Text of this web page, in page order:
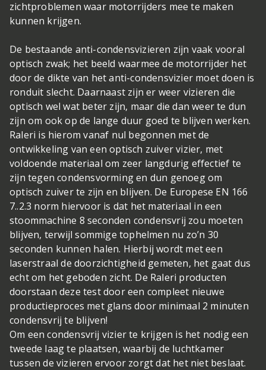
zichtproblemen waar motorrijders mee te maken
kunnen krijgen.
De bestaande anti-condensvizieren zijn vaak vooral
optisch zwak; het beeld waarmee de motorrijder het
door de dikte van het anti-condensvizier moet doen is
ronduit slecht. Daarnaast zijn er weer vizieren die
optisch wel wat beter zijn, maar die dan weer te dun
zijn om ook op de lange duur goed te blijven werken.
Raleri is hierom vanaf nul begonnen met de
ontwikkeling van een optisch zuiver vizier, met
voldoende materiaal om zeer langdurig effectief te
zijn tegen condensvorming en dun genoeg om
optisch zuiver te zijn en blijven. De Europese EN 166
7..2.3 norm hiervoor is dat het materiaal in een
stoommachine 8 seconden condensvrij zou moeten
blijven, terwijl sommige tophelmen nu zo’n 30
seconden kunnen halen. Hierbij wordt met een
laserstraal de doorzichtigheid gemeten, het gaat dus
echt om het geboden zicht. De Raleri producten
doorstaan deze test door een compleet nieuwe
productieproces met glans door minimaal 2 minuten
condensvrij te blijven!
Om een condensvrij vizier te krijgen is het nodig een
tweede laag te plaatsen, waarbij de luchtkamer
tussen de vizieren ervoor zorgt dat het niet beslaat.